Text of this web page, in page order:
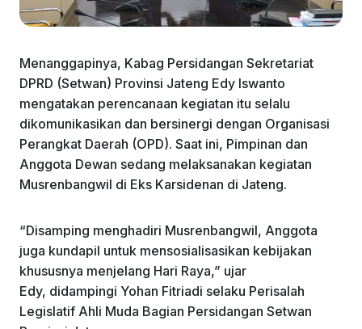
Menanggapinya, Kabag Persidangan Sekretariat
DPRD (Setwan) Provinsi Jateng Edy Iswanto
mengatakan perencanaan kegiatan itu selalu
dikomunikasikan dan bersinergi dengan Organisasi
Perangkat Daerah (OPD). Saat ini, Pimpinan dan
Anggota Dewan sedang melaksanakan kegiatan
Musrenbangwil di Eks Karsidenan di Jateng.
“Disamping menghadiri Musrenbangwil, Anggota
juga kundapil untuk mensosialisasikan kebijakan
khususnya menjelang Hari Raya,” ujar
Edy, didampingi Yohan Fitriadi selaku Perisalah
Legislatif Ahli Muda Bagian Persidangan Setwan